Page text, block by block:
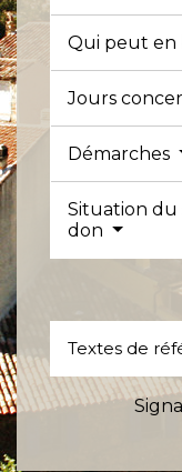
Qui peut en
Jours
Démarches
Situation du
don
Textes de